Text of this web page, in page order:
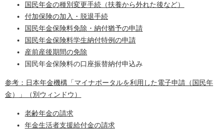
国民年金の種別変更手続（扶養から外れた後など）
付加保険の加入・脱退手続
国民年金保険料免除・納付猶予の申請
国民年金保険料学生納付特例の申請
産前産後期間の免除
国民年金保険料の口座振替納付申込み
参考：日本年金機構「マイナポータルを利用した電子申請（国民年
金）」（別ウィンドウ）
老齢年金の請求
年金生活者支援給付金の請求